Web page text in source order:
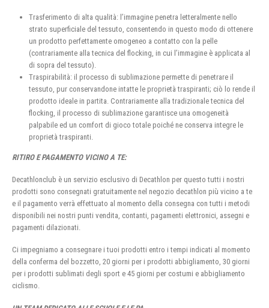
Trasferimento di alta qualità: l’immagine penetra letteralmente nello
strato superficiale del tessuto, consentendo in questo modo di ottenere
un prodotto perfettamente omogeneo a contatto con la pelle
(contrariamente alla tecnica del flocking, in cui l’immagine è applicata al
di sopra del tessuto).
Traspirabilità: il processo di sublimazione permette di penetrare il
tessuto, pur conservandone intatte le proprietà traspiranti; ciò lo rende il
prodotto ideale in partita. Contrariamente alla tradizionale tecnica del
flocking, il processo di sublimazione garantisce una omogeneità
palpabile ed un comfort di gioco totale poiché ne conserva integre le
proprietà traspiranti.
RITIRO E PAGAMENTO VICINO A TE:
Decathlonclub è un servizio esclusivo di Decathlon per questo tutti i nostri
prodotti sono consegnati gratuitamente nel negozio decathlon più vicino a te
e il pagamento verrà effettuato al momento della consegna con tutti i metodi
disponibili nei nostri punti vendita, contanti, pagamenti elettronici, assegni e
pagamenti dilazionati.
Ci impegniamo a consegnare i tuoi prodotti entro i tempi indicati al momento
della conferma del bozzetto, 20 giorni per i prodotti abbigliamento, 30 giorni
per i prodotti sublimati degli sport e 45 giorni per costumi e abbigliamento
ciclismo.